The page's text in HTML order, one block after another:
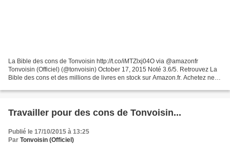
La Bible des cons de Tonvoisin http://t.co/iMTZlxj04O via @amazonfr
Tonvoisin (Officiel) (@tonvoisin) October 17, 2015 Noté 3.6/5. Retrouvez La
Bible des cons et des millions de livres en stock sur Amazon.fr. Achetez neuf
Travailler pour des cons de Tonvoisin...
Publié le 17/10/2015 à 13:25
Par Tonvoisin (Officiel)